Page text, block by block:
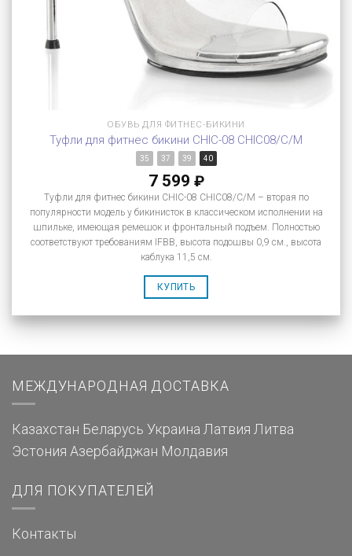
ОБУВЬ ДЛЯ ФИТНЕС-БИКИНИ
Туфли для фитнес бикини CHIC-08 CHIC08/C/M
35 37 39 40
7 599 ₽
Туфли для фитнес бикини CHIC-08 CHIC08/C/M – вторая по
популярности модель у бикинисток в классическом исполнении на
шпильке, имеющая ремешок и фронтальный подъем. Полностью
соответствуют требованиям IFBB, высота подошвы 0,9 см., высота
каблука 11,5 см.
КУПИТЬ
МЕЖДУНАРОДНАЯ ДОСТАВКА
Казахстан Беларусь Украина Латвия Литва
Эстония Азербайджан Молдавия
ДЛЯ ПОКУПАТЕЛЕЙ
Контакты